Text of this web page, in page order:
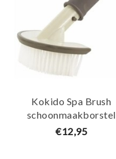
Kokido Spa Brush
schoonmaakborstel
€12,95